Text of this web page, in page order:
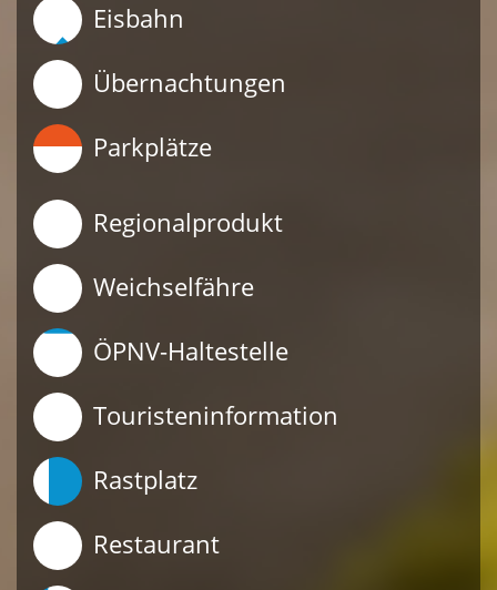
Eisbahn
Übernachtungen
Parkplätze
Regionalprodukt
Weichselfähre
ÖPNV-Haltestelle
Touristeninformation
Rastplatz
Restaurant